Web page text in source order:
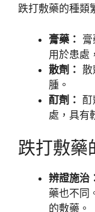
跌打敷藥的種類
膏藥：
用於患處
散劑： 散
腫。
酊劑： 酊
處，具有
跌打敷藥
辨證施治
藥也不同
的敷藥。